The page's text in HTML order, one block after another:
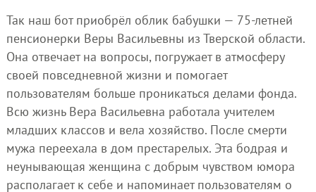
Так наш бот приобрёл облик бабушки — 75-летней
пенсионерки Веры Васильевны из Тверской области.
Она отвечает на вопросы, погружает в атмосферу
своей повседневной жизни и помогает
пользователям больше проникаться делами фонда.
Всю жизнь Вера Васильевна работала учителем
младших классов и вела хозяйство. После смерти
мужа переехала в дом престарелых. Эта бодрая и
неунывающая женщина с добрым чувством юмора
располагает к себе и напоминает пользователям о